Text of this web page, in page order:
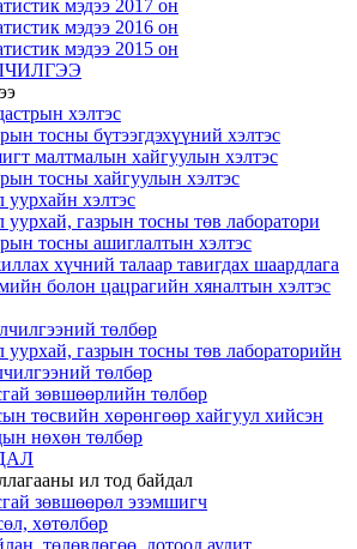
мэдээ 2017 он
мэдээ 2016 он
мэдээ 2015 он
хэлтэс
тосны бүтээгдэхүүний хэлтэс
малтмалын хайгуулын хэлтэс
тосны хайгуулын хэлтэс
уурхайн хэлтэс
уурхай, газрын тосны төв лаборатори
тосны ашиглалтын хэлтэс
хүчний талаар тавигдах шаардлага
болон цацрагийн хяналтын хэлтэс
төлбөр
уурхай, газрын тосны төв лабораторийн
төлбөр
зөвшөөрлийн төлбөр
төсвийн хөрөнгөөр хайгуул хийсэн
нөхөн төлбөр
ил тод байдал
зөвшөөрөл эзэмшигч
хөтөлбөр
төлөвлөгөө, дотоод аудит